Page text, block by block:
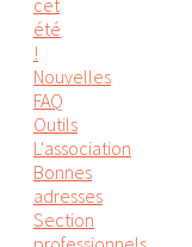
cet
été
!
Nouvelles
FAQ
Outils
L'association
Bonnes
adresses
Section